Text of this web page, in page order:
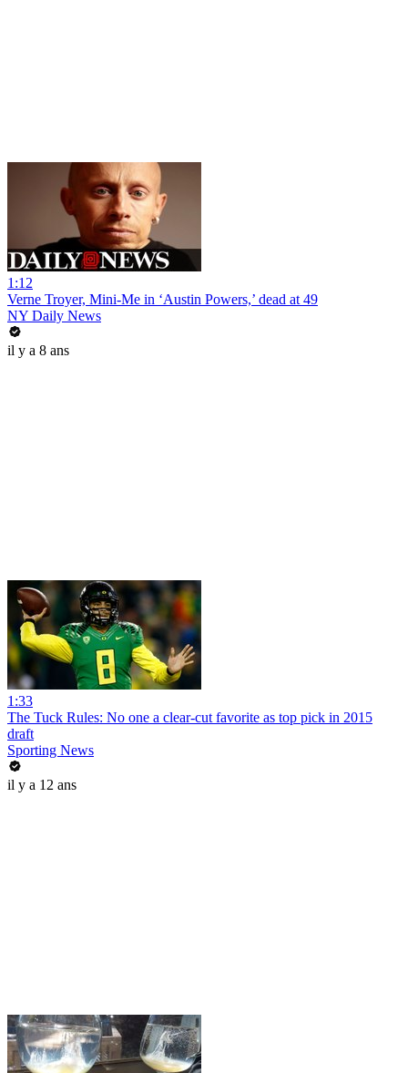
1:12
Verne Troyer, Mini-Me in ‘Austin Powers,’ dead at 49
NY Daily News
il y a 8 ans
1:33
The Tuck Rules: No one a clear-cut favorite as top pick in 2015
draft
Sporting News
il y a 12 ans